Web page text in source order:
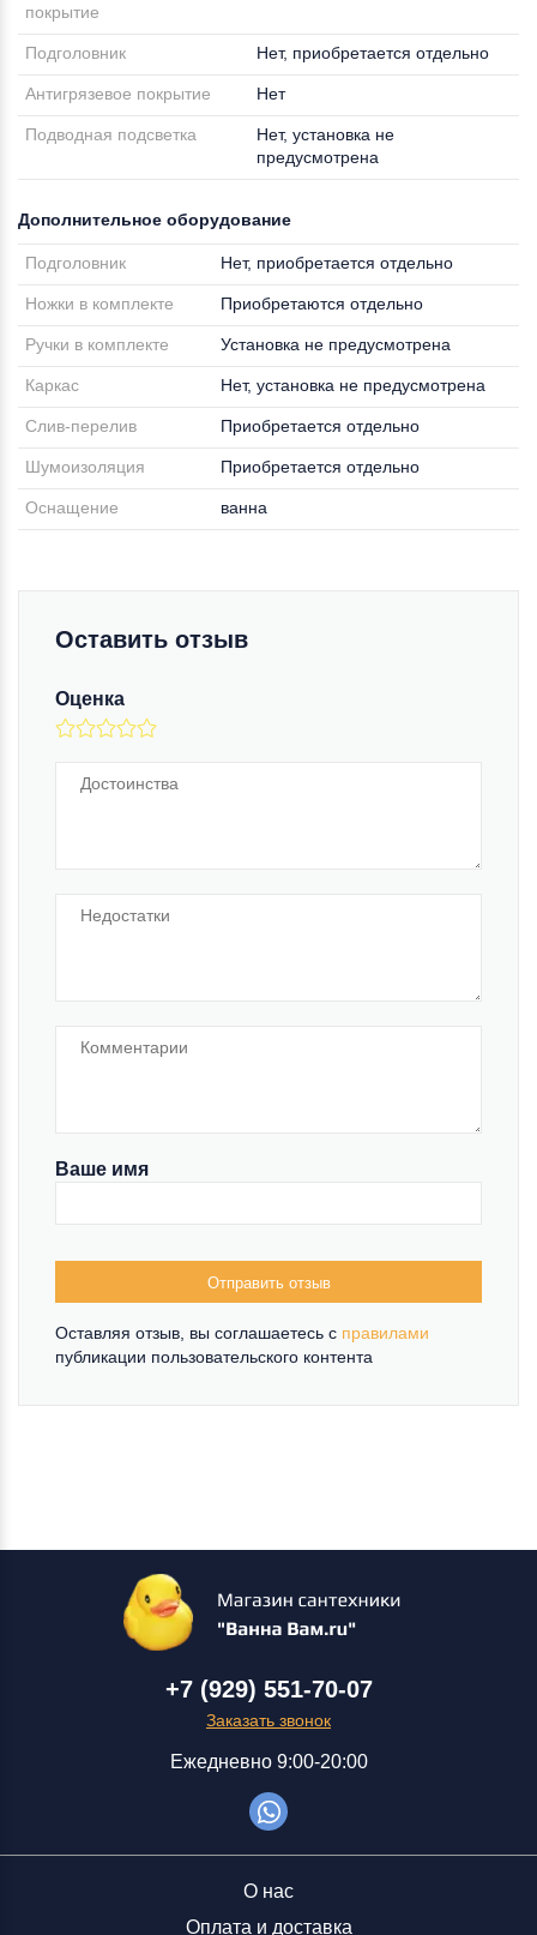
покрытие
Подголовник Нет, приобретается отдельно
Антигрязевое покрытие Нет
Подводная подсветка
Нет, установка не
предусмотрена
Дополнительное оборудование
Подголовник Нет, приобретается отдельно
Ножки в комплекте Приобретаются отдельно
Ручки в комплекте Установка не предусмотрена
Каркас Нет, установка не предусмотрена
Слив-перелив Приобретается отдельно
Шумоизоляция Приобретается отдельно
Оснащение ванна
Оставить отзыв
Оценка
Ваше имя
Отправить отзыв
Оставляя отзыв, вы соглашаетесь c правилами
публикации пользовательского контента
+7 (929) 551-70-07
Заказать звонок
Ежедневно 9:00-20:00
О нас
Оплата и доставка